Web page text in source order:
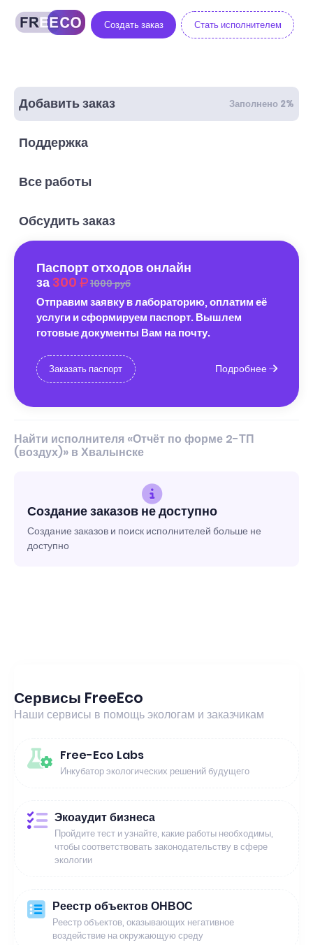
Создать заказ Стать исполнителем
Добавить заказ Заполнено 2%
Поддержка
Все работы
Обсудить заказ
Паспорт отходов онлайн
за 300 1000 руб
Отправим заявку в лабораторию, оплатим её
услуги и сформируем паспорт. Вышлем
готовые документы Вам на почту.
Заказать паспорт Подробнее
Найти исполнителя «Отчёт по форме 2-ТП
(воздух)» в Хвалынске
Создание заказов не доступно
Создание заказов и поиск исполнителей больше не
доступно
Сервисы FreeEco
Наши сервисы в помощь экологам и заказчикам
Free-Eco Labs
Инкубатор экологических решений будущего
Экоаудит бизнеса
Пройдите тест и узнайте, какие работы необходимы,
чтобы соответствовать законодательству в сфере
экологии
Реестр объектов ОНВОС
Реестр объектов, оказывающих негативное
воздействие на окружающую среду